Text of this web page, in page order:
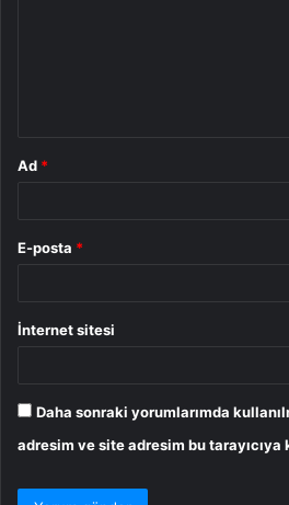
Ad *
E-posta *
İnternet sitesi
Daha sonraki yorumlarımda
adresim ve site adresim bu tarayıcıya